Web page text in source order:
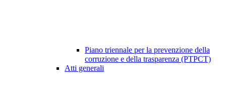
Piano triennale per la prevenzione della
corruzione e della trasparenza (PTPCT)
Atti generali